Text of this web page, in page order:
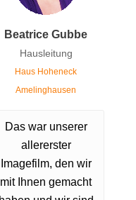
Beatrice Gubbe
Hausleitung
Haus Hoheneck
Amelinghausen
Das war unserer
allererster
Imagefilm, den wir
mit Ihnen gemacht